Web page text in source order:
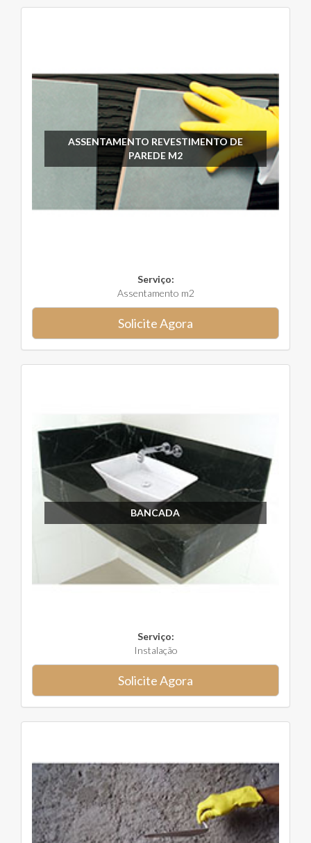
ASSENTAMENTO REVESTIMENTO DE
PAREDE M2
Serviço:
Assentamento m2
Solicite Agora
BANCADA
Serviço:
Instalação
Solicite Agora